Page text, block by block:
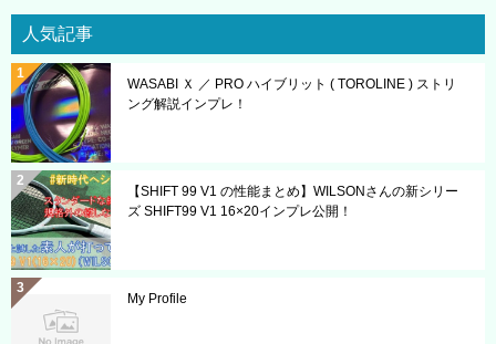
人気記事
WASABI Ｘ ／ PRO ハイブリット ( TOROLINE ) ストリ
ング解説インプレ！
【SHIFT 99 V1 の性能まとめ】WILSONさんの新シリー
ズ SHIFT99 V1 16×20インプレ公開！
My Profile